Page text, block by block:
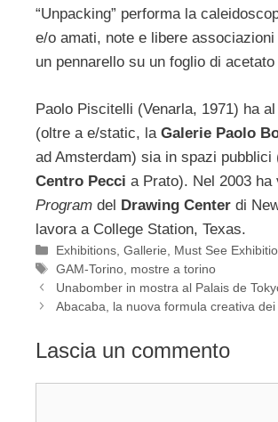
“Unpacking” performa la
e/o amati, note e libere
un pennarello su un foglio di
Paolo Piscitelli (Venarla, 1971) ha
(oltre a e/static, la Galerie Paolo
ad Amsterdam) sia in spazi pubblici
Centro Pecci a Prato). Nel 2003 ha
Program del Drawing Center di
lavora a College Station, Texas.
Categorie
Exhibitions ,Gallerie Must See
Tag
GAM-Torino mostre a torino
Unabomber in mostra al Palais de
Abacaba, la nuova formula creativa
Lascia un commento